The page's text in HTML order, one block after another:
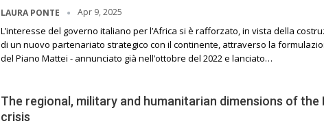
LAURA PONTE Apr 9, 2025
L’interesse del governo italiano per l’Africa si è rafforzato, in vista della
di un nuovo partenariato strategico con il continente, attraverso la
del Piano Mattei - annunciato già nell’ottobre del 2022 e lanciato…
The regional, military and humanitarian dimensions of the
crisis